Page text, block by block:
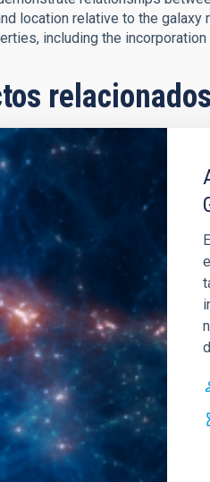
location relative to the
including the
relacionados